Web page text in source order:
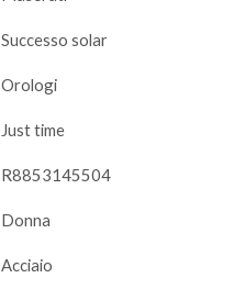
Successo solar
Orologi
Just time
R8853145504
Donna
Acciaio